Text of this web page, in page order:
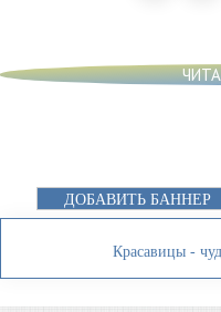
ДОБАВИТЬ БАННЕР
Красавицы -